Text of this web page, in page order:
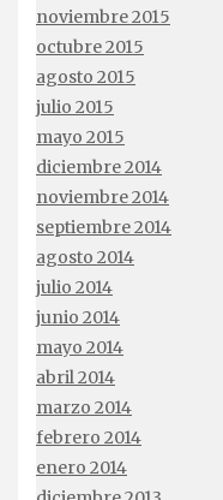
noviembre 2015
octubre 2015
agosto 2015
julio 2015
mayo 2015
diciembre 2014
noviembre 2014
septiembre 2014
agosto 2014
julio 2014
junio 2014
mayo 2014
abril 2014
marzo 2014
febrero 2014
enero 2014